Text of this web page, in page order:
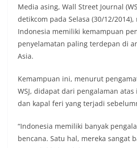
Media asing, Wall Street Journal
detikcom pada Selasa (30/12/
Indonesia memiliki kemampuan
penyelamatan paling terdepan di
Asia.
Kemampuan ini, menurut
WSJ, didapat dari pengalaman
dan kapal feri yang terjadi
“Indonesia memiliki banyak
bencana. Satu hal, mereka sangat